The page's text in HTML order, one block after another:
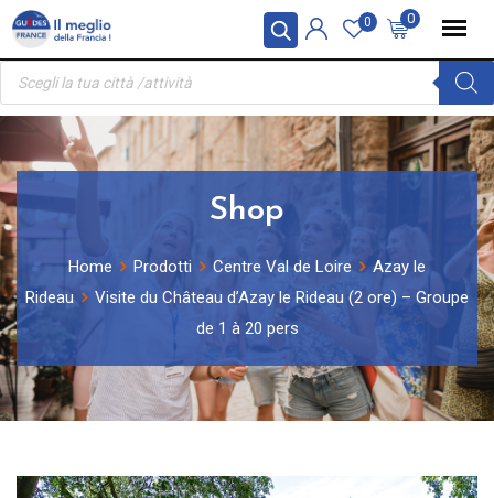
Pannello di gestione dei cookies
Skip
content
0
0
Ricerca
prodotti
Shop
Home Prodotti Centre Val de Loire
Azay le
Rideau
Visite du Château d’Azay le Rideau (2 ore) – Groupe
de 1 à 20 pers